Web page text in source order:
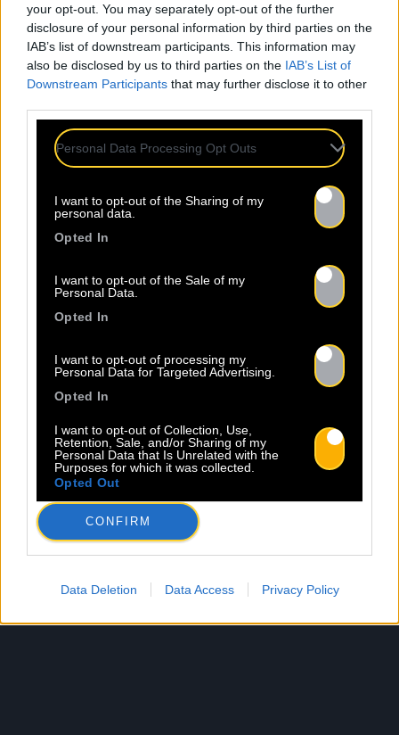
your opt-out. You may separately opt-out of the further
disclosure of your personal information by third parties on the
IAB’s list of downstream participants. This information may
also be disclosed by us to third parties on the IAB’s List of
Downstream Participants that may further disclose it to other
Personal Data Processing Opt Outs
I want to opt-out of the Sharing of my
personal data.
Opted In
I want to opt-out of the Sale of my
Personal Data.
Opted In
I want to opt-out of processing my
Personal Data for Targeted Advertising.
Opted In
I want to opt-out of Collection, Use,
Retention, Sale, and/or Sharing of my
Personal Data that Is Unrelated with the
Purposes for which it was collected.
Opted Out
CONFIRM
Data Deletion Data Access Privacy Policy